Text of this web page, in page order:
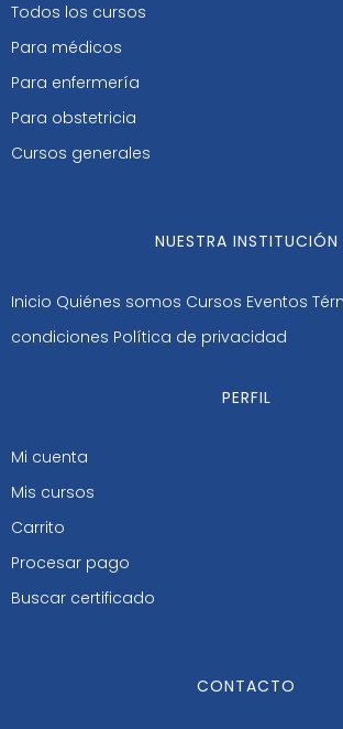
Todos los cursos
Para médicos
Para enfermería
Para obstetricia
Cursos generales
NUESTRA INSTITUCIÓN
Inicio Quiénes somos Cursos Eventos
condiciones Política de privacidad
PERFIL
Mi cuenta
Mis cursos
Carrito
Procesar pago
Buscar certificado
CONTACTO